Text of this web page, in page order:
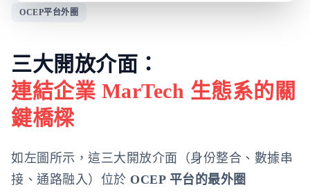
OCEP平台外圈
三大開放介面：
連結企業 MarTech 生態系的關
鍵橋樑
如左圖所示，這三大開放介面（身份整合、數據串
接、通路融入）位於 OCEP 平台的最外圈